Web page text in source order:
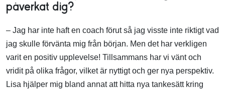
påverkat dig?
– Jag har inte haft en coach förut så jag visste inte riktigt vad
jag skulle förvänta mig från början. Men det har verkligen
varit en positiv upplevelse! Tillsammans har vi vänt och
vridit på olika frågor, vilket är nyttigt och ger nya perspektiv.
Lisa hjälper mig bland annat att hitta nya tankesätt kring